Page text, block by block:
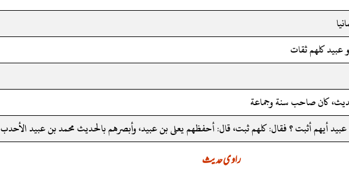
عبيد كلهم ثقات
كان صاحب سنة وجماعة
أيهم أثبت ؟ فقال: كلهم ثبت، قال: أحفظهم يعلى بن عبيد، وأبصرهم بالحديث محمد بن عبيد الأحدب
راوی حدیث